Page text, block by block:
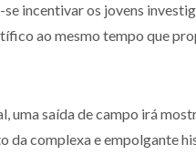
incentivar os jovens
ao mesmo tempo que
uma saída de campo irá
da complexa e empolgante